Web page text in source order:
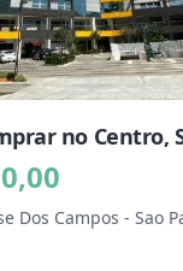
no Centro,
Dos Campos - Sao